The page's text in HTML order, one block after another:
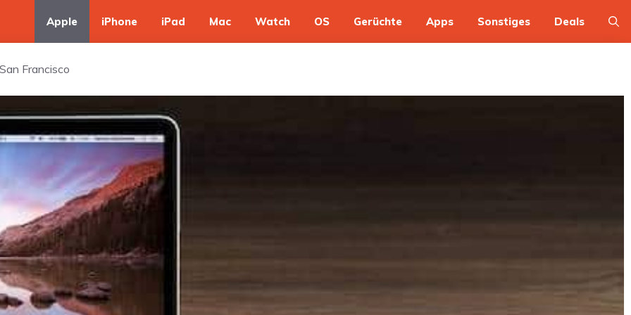
Apple iPhone iPad Mac Watch OS Gerüchte Apps Sonstiges Deals
Francisco